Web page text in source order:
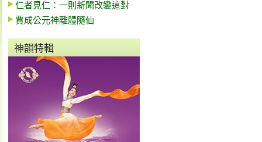
仁者見仁：一則新聞改變這對
賈成公元神離體隨仙
神韻特輯